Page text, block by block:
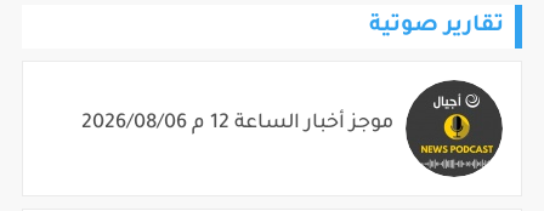
تقارير صوتية
موجز أخبار الساعة 12 م 2026/08/06